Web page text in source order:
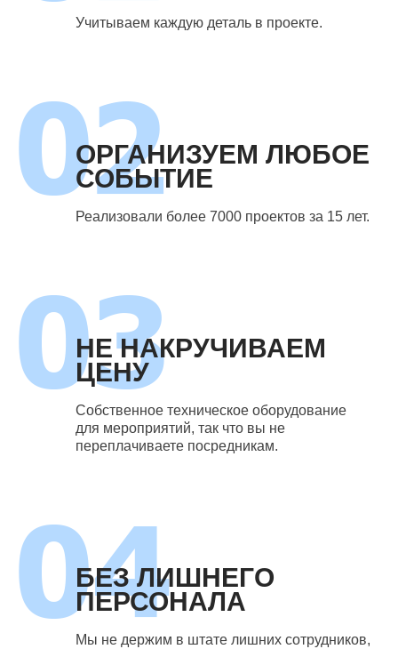
Учитываем каждую деталь в проекте.
ОРГАНИЗУЕМ ЛЮБОЕ
СОБЫТИЕ
Реализовали более 7000 проектов за 15 лет.
НЕ НАКРУЧИВАЕМ
ЦЕНУ
Собственное техническое оборудование
для мероприятий, так что вы не
переплачиваете посредникам.
БЕЗ ЛИШНЕГО
ПЕРСОНАЛА
Мы не держим в штате лишних сотрудников,